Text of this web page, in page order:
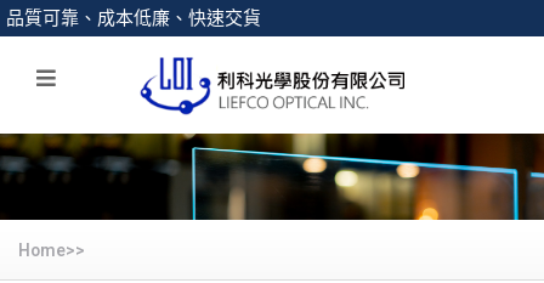
可靠、成本低廉、快速交貨
Home>>